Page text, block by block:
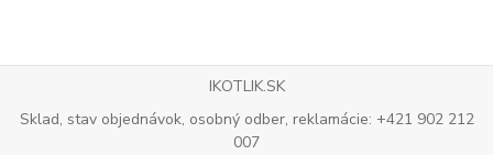
IKOTLIK.SK
Sklad, stav objednávok, osobný odber, reklamácie: +421 902 212
007